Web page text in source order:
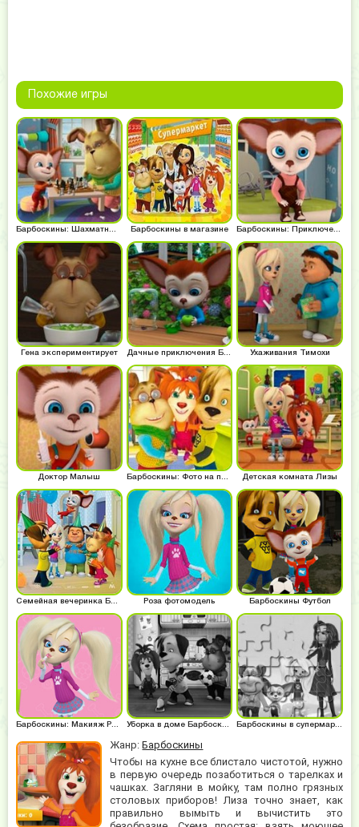
Жанр:Барбоскины
Чтобы на кухне все блистало чистотой, нужно
в первую очередь позаботиться о тарелках и
чашках. Загляни в мойку, там полно грязных
столовых приборов! Лиза точно знает, как
правильно вымыть и вычистить это
Похожие игры
Барбоскины в магазине
Гена экспериментирует Дачные приключения Барбоскиных Ухаживания Тимохи
Доктор Малыш Барбоскины: Фото на память Детская комната Лизы
Роза фотомодель Барбоскины Футбол
Барбоскины: Макияж Розы Уборка в доме Барбоскиных Барбоскины в супермаркете